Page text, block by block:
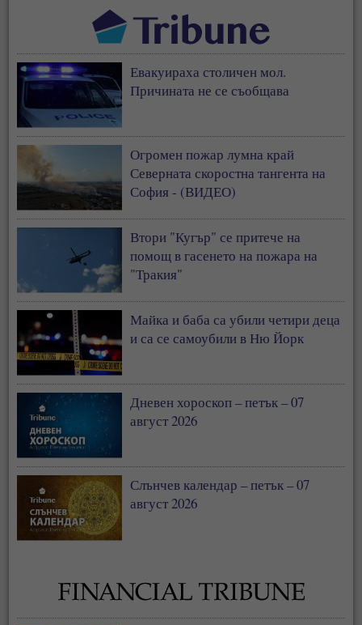
Евакуираха столичен мол.
Причината не се съобщава
Огромен пожар лумна край
Северната скоростна тангента на
София - (ВИДЕО)
Втори "Кугър" се притече на
помощ в гасенето на пожара на
"Тракия"
Майка и баба са убили четири деца
и са се самоубили в Ню Йорк
Дневен хороскоп – петък – 07
август 2026
Слънчев календар – петък – 07
август 2026